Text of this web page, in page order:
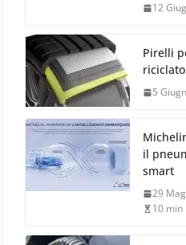
12
Pirelli
5
il
smart
29
10 min